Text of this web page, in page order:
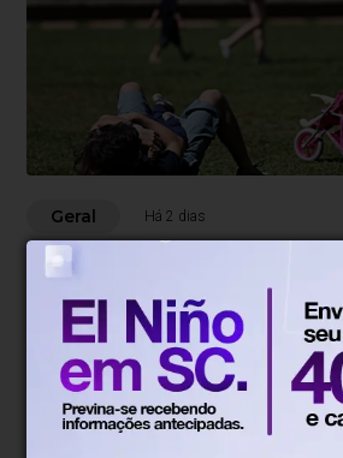
Geral Há 2 dias
Pais estão menos
criação de filhos, aponta
Brasileiro consolidou ideia de que o
presente no dia a dia